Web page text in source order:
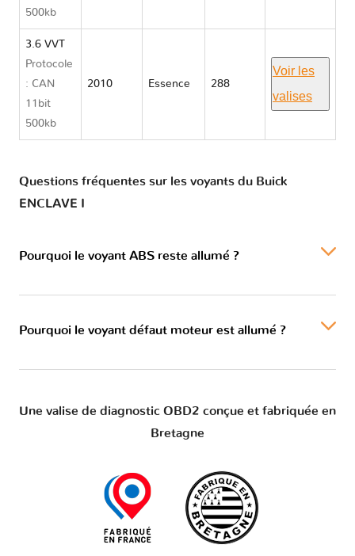
500kb
3.6 VVT
Protocole
: CAN
11bit
500kb
2010 Essence 288
Voir les
valises
Questions fréquentes sur les voyants du Buick
ENCLAVE I
Pourquoi le voyant ABS reste allumé ?
Pourquoi le voyant défaut moteur est allumé ?
Une valise de diagnostic OBD2 conçue et fabriquée en
Bretagne